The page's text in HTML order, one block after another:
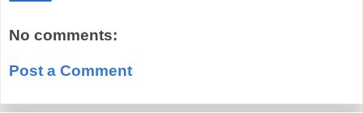
No comments:
Post a Comment